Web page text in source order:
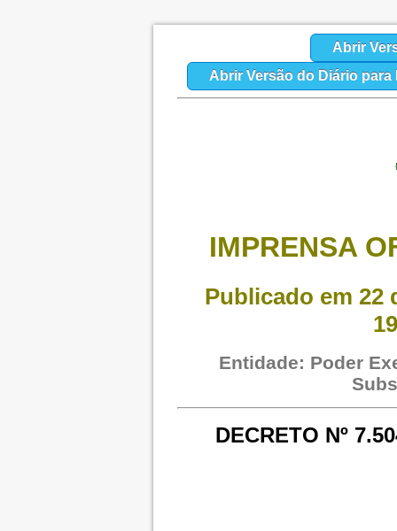
Abrir
Abrir Versão do Diário para
IMPRENSA
Publicado em 22
Entidade: Poder
DECRETO Nº